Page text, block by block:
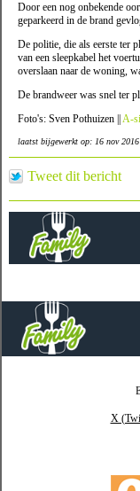
X
Door een nog onbekende
geparkeerd in de brand
De politie, die als eerste ter
van een sleepkabel het
overslaan naar de woning,
De brandweer was snel ter
Foto's: Sven Pothuizen || A-
laatst bijgewerkt op: 16 nov
Tweet dit bericht